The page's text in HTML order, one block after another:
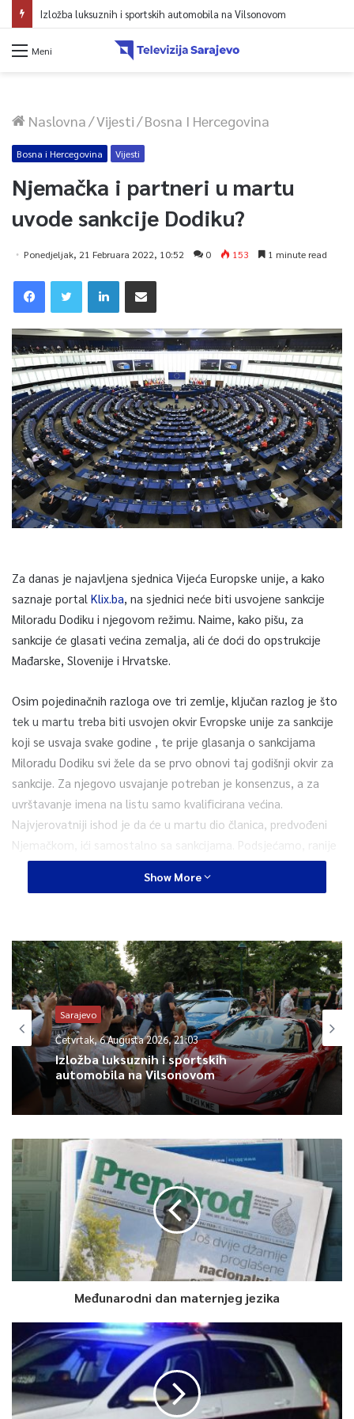
Izložba luksuznih i sportskih automobila na Vilsonovom
Meni
Naslovna/Vijesti/Bosna I Hercegovina
Bosna i Hercegovina Vijesti
Njemačka i partneri u martu
uvode sankcije Dodiku?
Ponedjeljak, 21 Februara 2022, 10:52 0 153 1 minute read
Za danas je najavljena sjednica Vijeća Europske unije, a kako
saznaje portal Klix.ba , na sjednici neće biti usvojene sankcije
Miloradu Dodiku i njegovom režimu. Naime, kako pišu, za
sankcije će glasati većina zemalja, ali će doći do opstrukcije
Mađarske, Slovenije i Hrvatske.
Osim pojedinačnih razloga ove tri zemlje, ključan razlog je što
tek u martu treba biti usvojen okvir Evropske unije za sankcije
koji se usvaja svake godine , te prije glasanja o sankcijama
Miloradu Dodiku svi žele da se prvo obnovi taj godišnji okvir za
sankcije. Za njegovo usvajanje potreban je konsenzus, a za
uvrštavanje imena na listu samo kvalificirana većina.
Najvjerovatniji ishod je da će u martu dio članica, predvođeni
Njemačkom, ići samostalno sa sankcijama. Podsjećamo, ranije
je Europski parlament osudio Dodikov secesionizam i pozvao
Europsko vijeće da uvede sankcije lideru SNSD-a i njegovim
0
Article Rating
Show More
Sarajevo
Četvrtak, 6 Augusta 2026, 21:03
Izložba luksuznih i sportskih
automobila na Vilsonovom
Međunarodni dan maternjeg jezika